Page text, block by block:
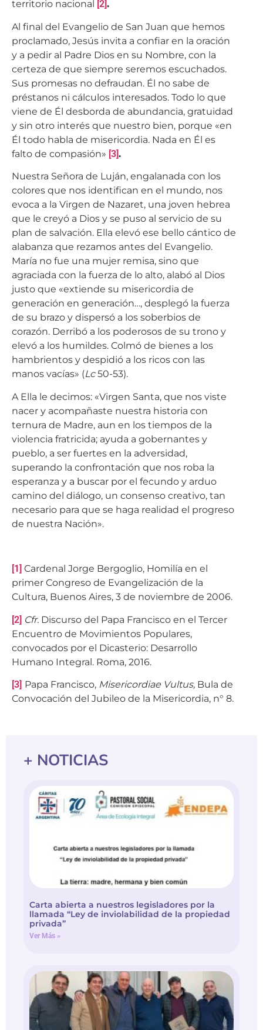
territorio nacional
[2].
Al final del Evangelio de San Juan que hemos
proclamado, Jesús invita a confiar en la oración
y a pedir al Padre Dios en su Nombre, con la
certeza de que siempre seremos escuchados.
Sus promesas no defraudan. Él no sabe de
préstanos ni cálculos interesados. Todo lo que
viene de Él desborda de abundancia, gratuidad
y sin otro interés que nuestro bien, porque «en
Él todo habla de misericordia. Nada en Él es
falto de compasión» [3].
Nuestra Señora de Luján, engalanada con los
colores que nos identifican en el mundo, nos
evoca a la Virgen de Nazaret, una joven hebrea
que le creyó a Dios y se puso al servicio de su
plan de salvación. Ella elevó ese bello cántico de
alabanza que rezamos antes del Evangelio.
María no fue una mujer remisa, sino que
agraciada con la fuerza de lo alto, alabó al Dios
justo que «extiende su misericordia de
generación en generación…, desplegó la fuerza
de su brazo y dispersó a los soberbios de
corazón. Derribó a los poderosos de su trono y
elevó a los humildes. Colmó de bienes a los
hambrientos y despidió a los ricos con las
manos vacías» (Lc50-53).
A Ella le decimos: «Virgen Santa, que nos viste
nacer y acompañaste nuestra historia con
ternura de Madre, aun en los tiempos de la
violencia fratricida; ayuda a gobernantes y
pueblo, a ser fuertes en la adversidad,
superando la confrontación que nos roba la
esperanza y a buscar por el fecundo y arduo
camino del diálogo, un consenso creativo, tan
necesario para que se haga realidad el progreso
de nuestra Nación».
[1] Cardenal Jorge Bergoglio, Homilía en el
primer Congreso de Evangelización de la
Cultura, Buenos Aires, 3 de noviembre de 2006.
[2] Cfr. Discurso del Papa Francisco en el Tercer
Encuentro de Movimientos Populares,
convocados por el Dicasterio: Desarrollo
Humano Integral. Roma, 2016.
[3] Papa Francisco, Misericordiae Vultus, Bula de
Convocación del Jubileo de la Misericordia, n° 8.
+ NOTICIAS
Carta abierta a nuestros legisladores por la
llamada “Ley de inviolabilidad de la propiedad
privada”
Ver Más »